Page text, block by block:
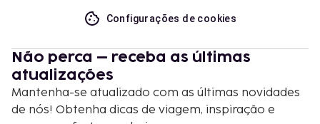
Configurações de cookies
Não perca – receba as últimas
atualizações
Mantenha-se atualizado com as últimas novidades
de nós! Obtenha dicas de viagem, inspiração e